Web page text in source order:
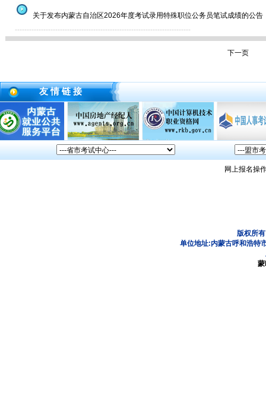
关于发布内蒙古自治区2026年度考试录用特殊职位公务员笔试成绩的公告
--------------------------------------------------------------------------
下一页
友 情 链 接
网上报名操
版权所
单位地址:内蒙古呼和浩特